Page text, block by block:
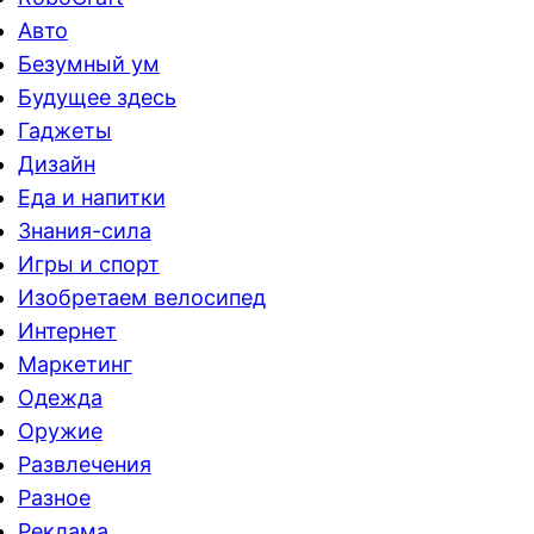
Авто
Безумный ум
Будущее здесь
Гаджеты
Дизайн
Еда и напитки
Знания-сила
Игры и спорт
Изобретаем велосипед
Интернет
Маркетинг
Одежда
Оружие
Развлечения
Разное